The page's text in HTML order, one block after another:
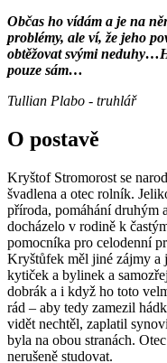
Občas ho vídám a je na
problémy, ale ví, že jeho
obtěžovat svými
pouze sám…
Tullian Plabo - truhlář
O postavě
Kryštof Stromorost se
švadlena a otec rolník.
příroda, pomáhání druhým
docházelo v rodině k
pomocníka pro celodenní
Kryštůfek měl jiné zájmy a
kytiček a bylinek a
dobrák a i když ho toto
rád – aby tedy zamezil
vidět nechtěl, zaplatil
byla na obou stranách.
nerušeně studovat.